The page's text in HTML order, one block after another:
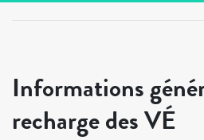
Informations
recharge des VÉ